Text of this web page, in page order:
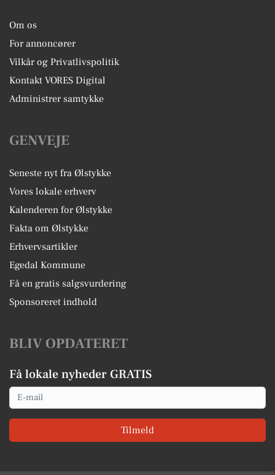
Om os
For annoncører
Vilkår og Privatlivspolitik
Kontakt VORES Digital
Administrer samtykke
GENVEJE
Seneste nyt fra Ølstykke
Vores lokale erhverv
Kalenderen for Ølstykke
Fakta om Ølstykke
Erhvervsartikler
Egedal Kommune
Få en gratis salgsvurdering
Sponsoreret indhold
BLIV OPDATERET
Få lokale nyheder GRATIS
Email
Tilmeld